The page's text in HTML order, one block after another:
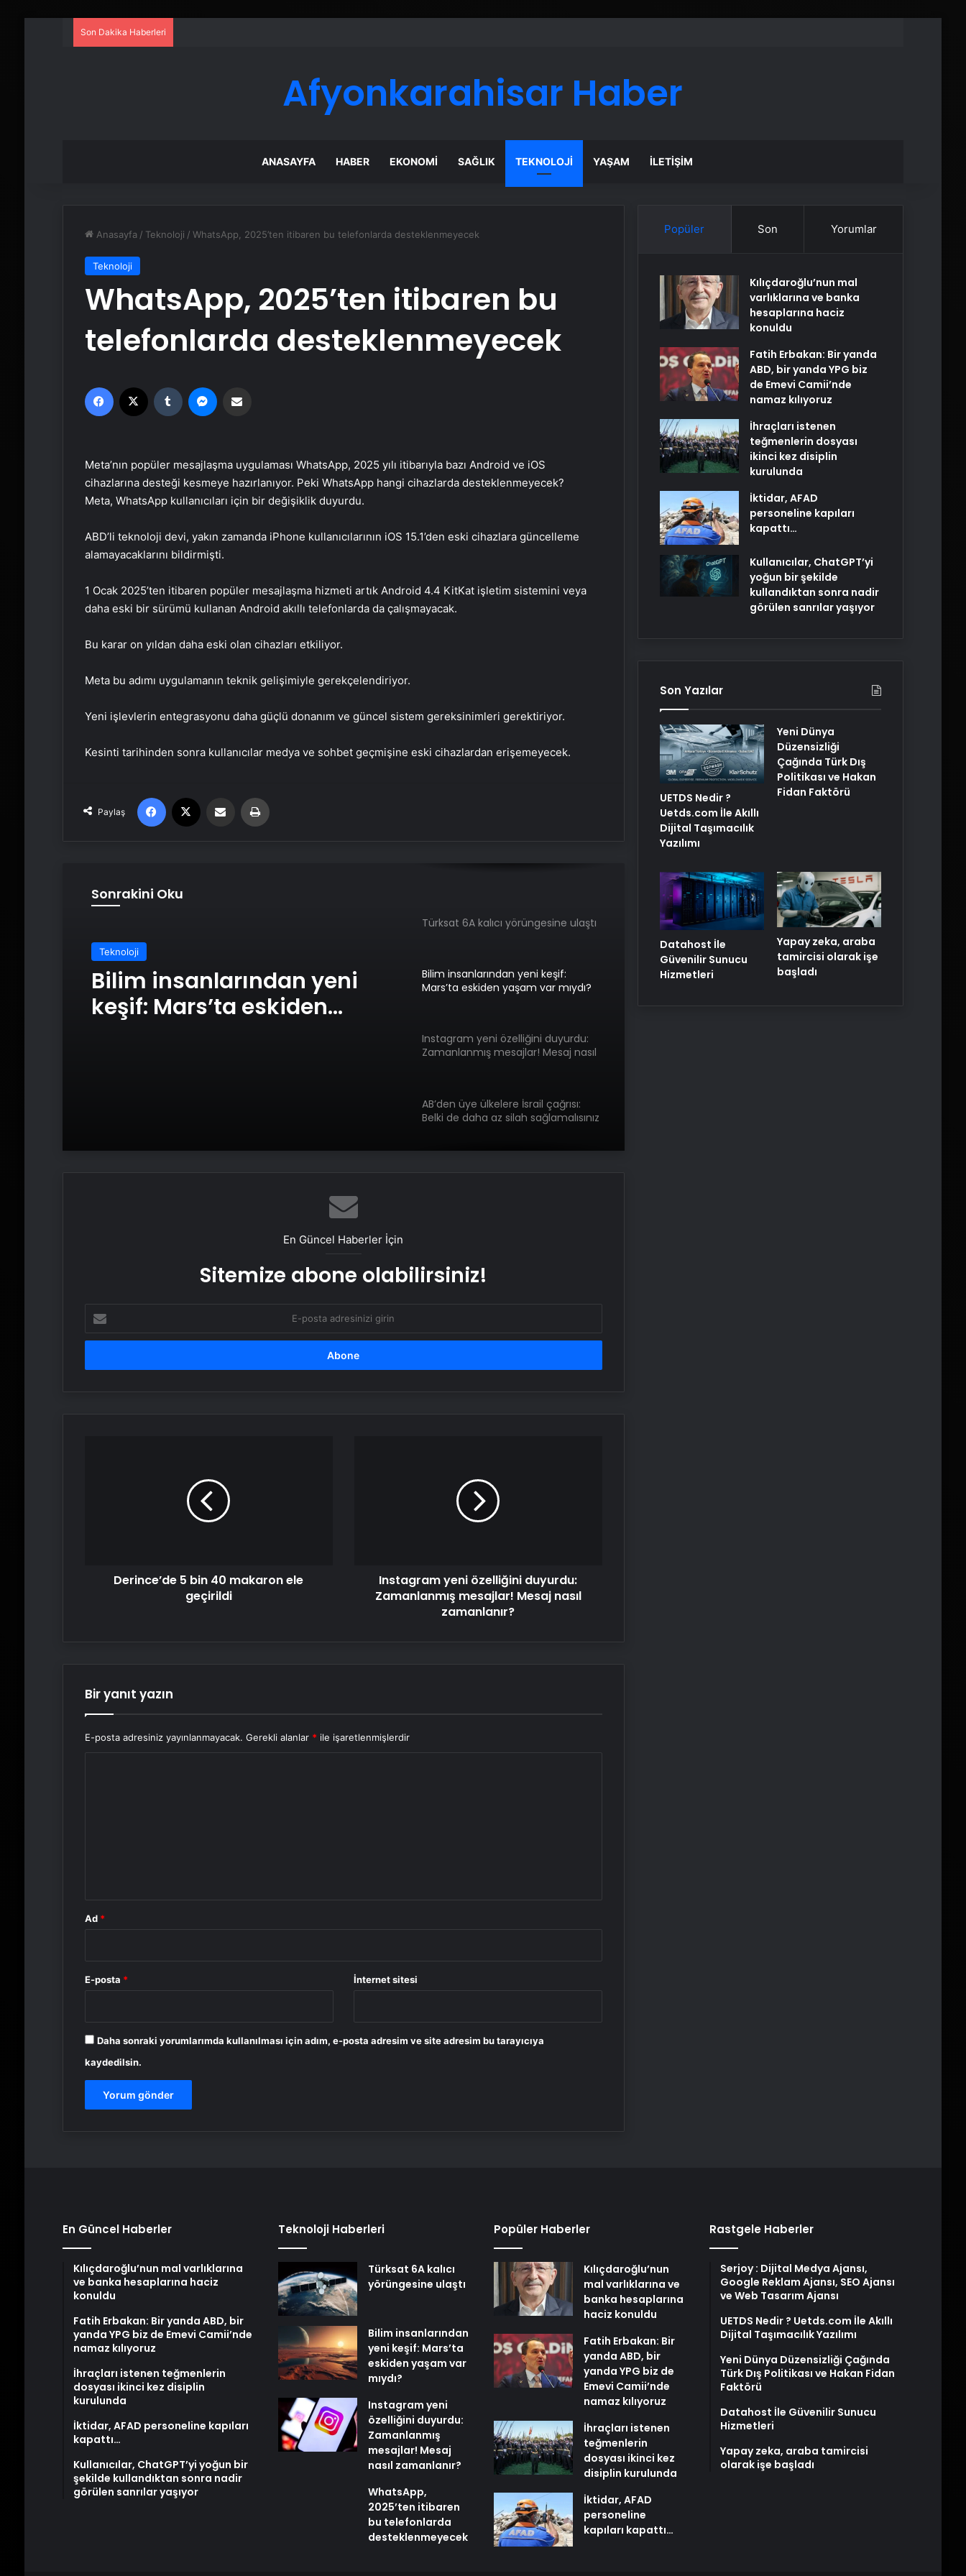
Son Dakika Haberleri
Afyonkarahisar Haber
ANASAYFA HABER EKONOMI SAĞLIK TEKNOLOJI YAŞAM İLETIŞIM
Anasayfa / Teknoloji / WhatsApp, 2025’ten itibaren bu telefonlarda desteklenmeyecek
Teknoloji
WhatsApp, 2025’ten itibaren bu
telefonlarda desteklenmeyecek
Facebook Tumblr
Meta’nın popüler mesajlaşma uygulaması WhatsApp, 2025 yılı itibarıyla bazı Android ve iOS
cihazlarına desteği kesmeye hazırlanıyor. Peki WhatsApp hangi cihazlarda desteklenmeyecek?
Meta, WhatsApp kullanıcıları için bir değişiklik duyurdu.
ABD’li teknoloji devi, yakın zamanda iPhone kullanıcılarının iOS 15.1’den eski cihazlara güncelleme
alamayacaklarını bildirmişti.
1 Ocak 2025’ten itibaren popüler mesajlaşma hizmeti artık Android 4.4 KitKat işletim sistemini veya
daha eski bir sürümü kullanan Android akıllı telefonlarda da çalışmayacak.
Bu karar on yıldan daha eski olan cihazları etkiliyor.
Meta bu adımı uygulamanın teknik gelişimiyle gerekçelendiriyor.
Yeni işlevlerin entegrasyonu daha güçlü donanım ve güncel sistem gereksinimleri gerektiriyor.
Kesinti tarihinden sonra kullanıcılar medya ve sohbet geçmişine eski cihazlardan erişemeyecek.
Paylaş
Facebook Email'den paylaş
Sonrakini Oku
Teknoloji
Bilim insanlarından yeni
keşif: Mars’ta eskiden
Türksat 6A kalıcı yörüngesine ulaştı
Bilim insanlarından yeni keşif:
Mars’ta eskiden yaşam var mıydı?
Instagram yeni özelliğini duyurdu:
Zamanlanmış mesajlar! Mesaj nasıl
AB’den üye ülkelere İsrail çağrısı:
Belki de daha az silah sağlamalısınız
En Güncel Haberler İçin
Sitemize abone olabilirsiniz!
posta
adresinizi
Derince’de 5 bin 40 makaron ele
geçirildi
Instagram yeni özelliğini duyurdu:
Zamanlanmış mesajlar! Mesaj nasıl
zamanlanır?
Bir yanıt yazın
E-posta adresiniz yayınlanmayacak. Gerekli alanlar * ile işaretlenmişlerdir
Ad *
E-posta * İnternet sitesi
Daha sonraki yorumlarımda kullanılması için adım, e-posta adresim ve site adresim bu tarayıcıya
kaydedilsin.
Popüler Son Yorumlar
Kılıçdaroğlu’nun mal
varlıklarına ve banka
hesaplarına haciz
konuldu
Fatih Erbakan: Bir yanda
ABD, bir yanda YPG biz
de Emevi Camii’nde
namaz kılıyoruz
İhraçları istenen
teğmenlerin dosyası
ikinci kez disiplin
kurulunda
İktidar, AFAD
personeline kapıları
kapattı…
Kullanıcılar, ChatGPT’yi
yoğun bir şekilde
kullandıktan sonra nadir
görülen sanrılar yaşıyor
Son Yazılar
UETDS Nedir ?
Uetds.com İle Akıllı
Dijital Taşımacılık
Yazılımı
Yeni Dünya
Düzensizliği
Çağında Türk Dış
Politikası ve Hakan
Fidan Faktörü
Datahost İle
Güvenilir Sunucu
Hizmetleri
Yapay zeka, araba
tamircisi olarak işe
başladı
En Güncel Haberler
Kılıçdaroğlu’nun mal varlıklarına
ve banka hesaplarına haciz
konuldu
Fatih Erbakan: Bir yanda ABD, bir
yanda YPG biz de Emevi Camii’nde
namaz kılıyoruz
İhraçları istenen teğmenlerin
dosyası ikinci kez disiplin
kurulunda
İktidar, AFAD personeline kapıları
kapattı…
Kullanıcılar, ChatGPT’yi yoğun bir
şekilde kullandıktan sonra nadir
görülen sanrılar yaşıyor
Teknoloji Haberleri
Türksat 6A kalıcı
yörüngesine ulaştı
Bilim insanlarından
yeni keşif: Mars’ta
eskiden yaşam var
mıydı?
Instagram yeni
özelliğini duyurdu:
Zamanlanmış
mesajlar! Mesaj
nasıl zamanlanır?
WhatsApp,
2025’ten itibaren
bu telefonlarda
desteklenmeyecek
Popüler Haberler
Kılıçdaroğlu’nun
mal varlıklarına ve
banka hesaplarına
haciz konuldu
Fatih Erbakan: Bir
yanda ABD, bir
yanda YPG biz de
Emevi Camii’nde
namaz kılıyoruz
İhraçları istenen
teğmenlerin
dosyası ikinci kez
disiplin kurulunda
İktidar, AFAD
personeline
kapıları kapattı…
Rastgele Haberler
Serjoy : Dijital Medya Ajansı,
Google Reklam Ajansı, SEO Ajansı
ve Web Tasarım Ajansı
UETDS Nedir ? Uetds.com İle Akıllı
Dijital Taşımacılık Yazılımı
Yeni Dünya Düzensizliği Çağında
Türk Dış Politikası ve Hakan Fidan
Faktörü
Datahost İle Güvenilir Sunucu
Hizmetleri
Yapay zeka, araba tamircisi
olarak işe başladı